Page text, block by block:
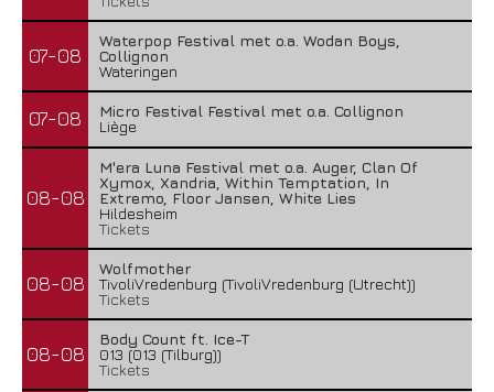
07-08
Waterpop Festival met o.a. Wodan Boys,
Collignon
Wateringen
07-08
Micro Festival Festival met o.a. Collignon
Liège
08-08
M'era Luna Festival met o.a. Auger, Clan Of
Xymox, Xandria, Within Temptation, In
Extremo, Floor Jansen, White Lies
Hildesheim
Tickets
08-08
Wolfmother
TivoliVredenburg (TivoliVredenburg (Utrecht))
Tickets
08-08
Body Count ft. Ice-T
013 (013 (Tilburg))
Tickets